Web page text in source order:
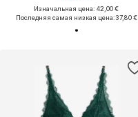
Изначальная цена: 42,00 €
Последняя самая низкая цена:37,80 €